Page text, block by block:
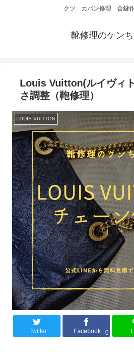
クツ カバン修理 合鍵
靴修理のケン
Louis Vuitton(ルイヴィ
さ調整（鞄修理）
LOUIS VUITTON
Twitter Facebook 0